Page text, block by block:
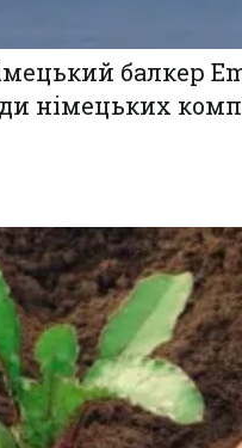
балкер
німецьких